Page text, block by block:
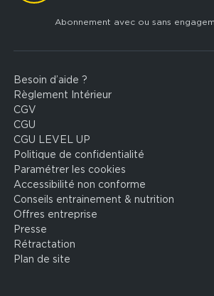
Abonnement avec ou sans
Footer
legal
Besoin d’aide ?
Règlement Intérieur
CGV
CGU
CGU LEVEL UP
Politique de confidentialité
Paramétrer les cookies
Accessibilité non conforme
Conseils entrainement & nutrition
Offres entreprise
Presse
Rétractation
Plan de site